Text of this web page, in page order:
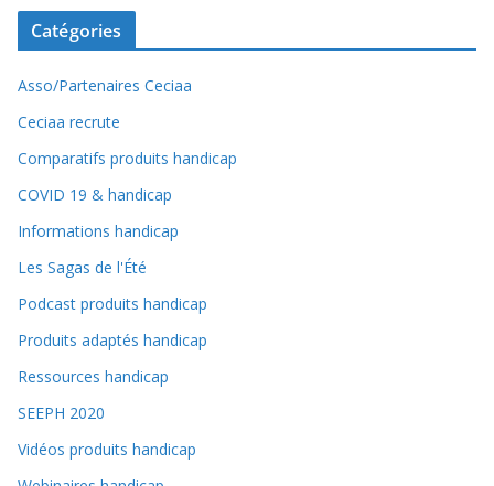
Catégories
Asso/Partenaires Ceciaa
Ceciaa recrute
Comparatifs produits handicap
COVID 19 & handicap
Informations handicap
Les Sagas de l'Été
Podcast produits handicap
Produits adaptés handicap
Ressources handicap
SEEPH 2020
Vidéos produits handicap